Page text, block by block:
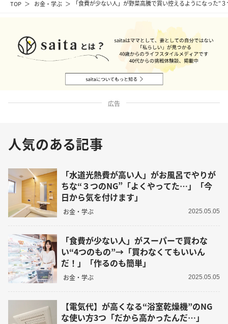
TOP お金・学ぶ 「食費が少ない人」が野菜高騰で買い控えるようになった“
広告
人気のある記事
「水道光熱費が高い人」がお風呂でやりが
ちな“３つのNG”「よくやってた…」「今
日から気を付けます」
お金・学ぶ 2025.05.05
「食費が少ない人」がスーパーで買わな
い“4つのもの”→「買わなくてもいいん
だ！」「作るのも簡単」
お金・学ぶ 2025.05.05
【電気代】が高くなる“浴室乾燥機”のNG
な使い方3つ「だから高かったんだ…」